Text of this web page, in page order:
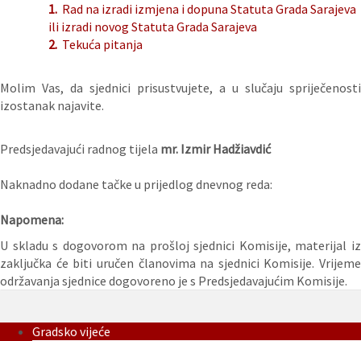
1. Rad na izradi izmjena i dopuna Statuta Grada Sarajeva
ili izradi novog Statuta Grada Sarajeva
2. Tekuća pitanja
Molim Vas, da sjednici prisustvujete, a u slučaju spriječenosti
izostanak najavite.
Predsjedavajući radnog tijela mr. Izmir Hadžiavdić
Naknadno dodane tačke u prijedlog dnevnog reda:
Napomena:
U skladu s dogovorom na prošloj sjednici Komisije, materijal iz
zaključka će biti uručen članovima na sjednici Komisije. Vrijeme
održavanja sjednice dogovoreno je s Predsjedavajućim Komisije.
Gradsko vijeće